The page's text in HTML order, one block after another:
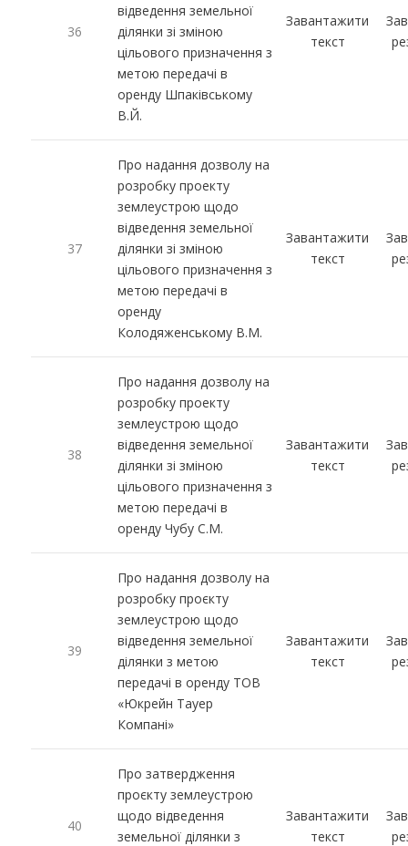
36
відведення земельної
ділянки зі зміною
цільового призначення з
метою передачі в
оренду Шпаківському
В.Й.
Завантажити
текст
37
Про надання дозволу на
розробку проекту
землеустрою щодо
відведення земельної
ділянки зі зміною
цільового призначення з
метою передачі в
оренду
Колодяженському В.М.
Завантажити
текст
38
Про надання дозволу на
розробку проекту
землеустрою щодо
відведення земельної
ділянки зі зміною
цільового призначення з
метою передачі в
оренду Чубу С.М.
Завантажити
текст
39
Про надання дозволу на
розробку проєкту
землеустрою щодо
відведення земельної
ділянки з метою
передачі в оренду ТОВ
«Юкрейн Тауер
Компані»
Завантажити
текст
40
Про затвердження
проєкту землеустрою
щодо відведення
земельної ділянки з
Завантажити
текст